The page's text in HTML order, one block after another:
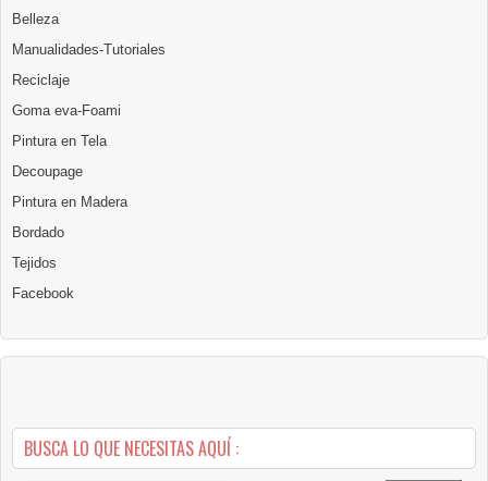
Belleza
Manualidades-Tutoriales
Reciclaje
Goma eva-Foami
Pintura en Tela
Decoupage
Pintura en Madera
Bordado
Tejidos
Facebook
BUSCA LO QUE NECESITAS AQUÍ :